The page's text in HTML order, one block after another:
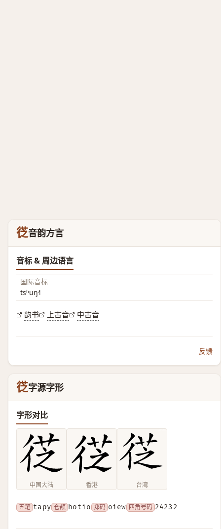
徔音韵方言
音标 & 周边语言
国际音标
tsʰuŋ˧˥
韵书 上古音 中古音
反馈
徔字源字形
字形对比
中国大陆 香港 台湾
五笔 tapy 仓颉 hotio 郑码 oiew 四角号码 24232